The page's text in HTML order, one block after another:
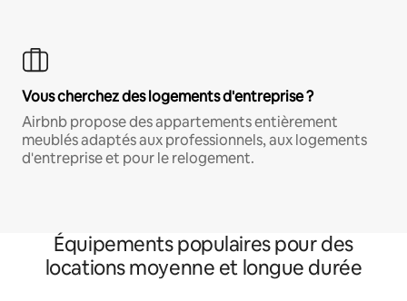
Vous cherchez des logements d'entreprise ?
Airbnb propose des appartements entièrement
meublés adaptés aux professionnels, aux logements
d'entreprise et pour le relogement.
Équipements populaires pour des
locations moyenne et longue durée